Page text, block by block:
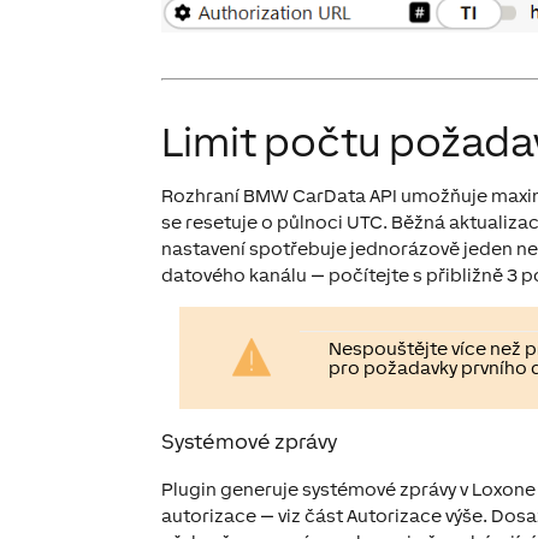
Limit počtu
Rozhraní BMW CarData API umožňuje
se resetuje o půlnoci UTC. Běžná
nastavení spotřebuje jednorázově jeden
datového kanálu — počítejte s přibližně 3
Nespouštějte více než
pro požadavky prvního
Systémové zprávy
Plugin generuje systémové zprávy v
autorizace — viz část Autorizace výše.